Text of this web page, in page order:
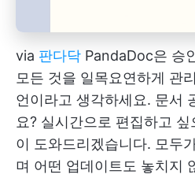
via 판다닥 PandaDoc은 승
모든 것을 일목요연하게 관
언이라고 생각하세요. 문서
요? 실시간으로 편집하고
이 도와드리겠습니다. 모두
며 어떤 업데이트도 놓치지